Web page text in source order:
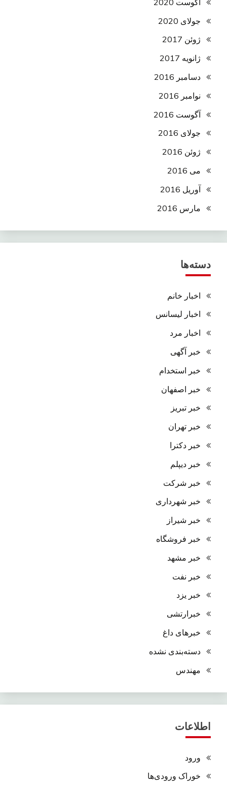
جولای 2020
ژوئن 2017
ژانویه 2017
دسامبر 2016
نوامبر 2016
آگوست 2016
جولای 2016
ژوئن 2016
می 2016
آوریل 2016
مارس 2016
دسته‌ها
اخبار خانم
اخبار لیسانس
اخبار مرد
خبر آگهی
خبر استخدام
خبر اصفهان
خبر تبریز
خبر تهران
خبر دکترا
خبر دیپلم
خبر شرکت
خبر شهرداری
خبر شیراز
خبر فروشگاه
خبر مشهد
خبر نفت
خبر یزد
خبرارتشی
خبرهای داغ
دسته‌بندی نشده
مهندس
اطلاعات
ورود
خوراک ورودی‌ها